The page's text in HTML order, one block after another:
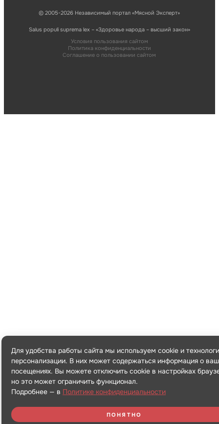
© 2005-2026 Независимый портал «Мясной Эксперт»
Salus populi suprema lex – «Здоровье народа – высший закон»
Условия пользования сайтом
Политика конфиденциальности
Соглашение о пользовании сайтом
Для удобства работы сайта мы используем cookie и
персонализации. В них может содержаться информация о
посещениях. Вы можете отключить cookie в настройках
но это может ограничить функционал.
Подробнее — в Политике конфиденциальности
ПОНЯТНО